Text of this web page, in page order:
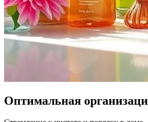
Оптимальная